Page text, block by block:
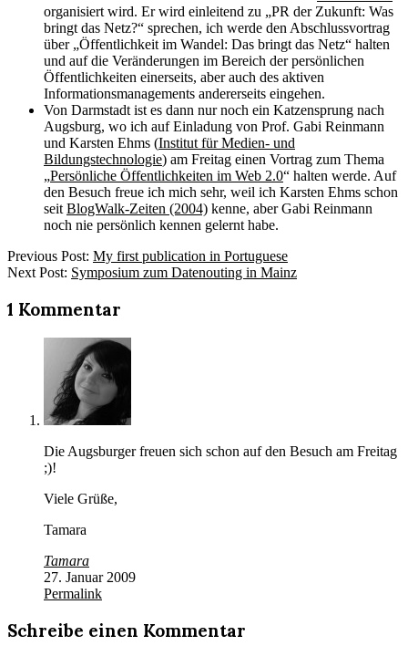
organisiert wird. Er wird einleitend zu „PR der Zukunft: Was
bringt das Netz?“ sprechen, ich werde den Abschlussvortrag
über „Öffentlichkeit im Wandel: Das bringt das Netz“ halten
und auf die Veränderungen im Bereich der persönlichen
Öffentlichkeiten einerseits, aber auch des aktiven
Informationsmanagements andererseits eingehen.
Von Darmstadt ist es dann nur noch ein Katzensprung nach
Augsburg, wo ich auf Einladung von Prof. Gabi Reinmann
und Karsten Ehms (Institut für Medien- und
Bildungstechnologie) am Freitag einen Vortrag zum Thema
„Persönliche Öffentlichkeiten im Web 2.0“ halten werde. Auf
den Besuch freue ich mich sehr, weil ich Karsten Ehms schon
seitBlogWalk-Zeiten (2004) kenne, aber Gabi Reinmann
noch nie persönlich kennen gelernt habe.
2009-
01-
Previous Post: My first publication in Portuguese
Next Post: Symposium zum Datenouting in Mainz
1 Kommentar
Die Augsburger freuen sich schon auf den Besuch am Freitag
;)!
Viele Grüße,
Tamara
Tamara
27. Januar 2009
Permalink
Schreibe einen Kommentar